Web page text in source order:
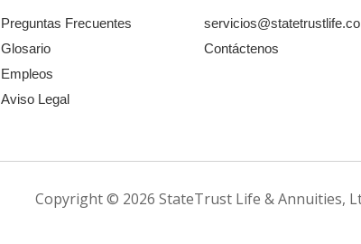
Preguntas Frecuentes
Glosario
Empleos
Aviso Legal
Contáctenos
Copyright © 2026 StateTrust Life & Annuities,